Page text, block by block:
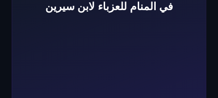
في المنام للعزباء لابن سيرين